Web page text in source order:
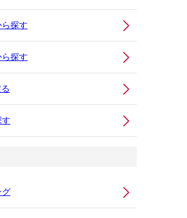
探す
ら探す
グ